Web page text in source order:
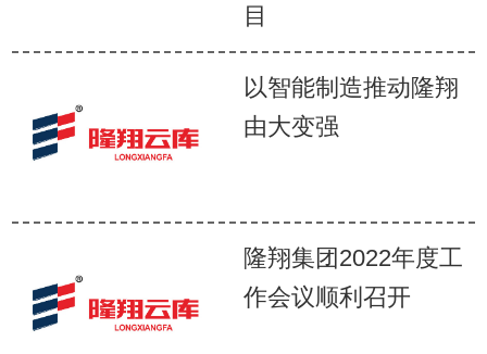
目
以智能制造推动隆翔
由大变强
隆翔集团2022年度工
作会议顺利召开